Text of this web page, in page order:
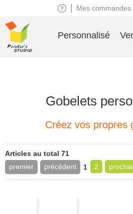
Gobelets
Créez vos propres
Articles au total 71
premier
précédent 1 2
Mes commandes
Personnalisé